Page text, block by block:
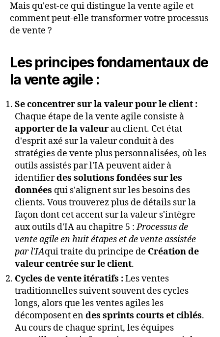
Mais qu'est-ce qui distingue la vente agile et
comment peut-elle transformer votre processus
de vente ?
Les principes fondamentaux de
la vente agile :
Se concentrer sur la valeur pour le client :
Chaque étape de la vente agile consiste à
apporter de la valeur au client. Cet état
d'esprit axé sur la valeur conduit à des
stratégies de vente plus personnalisées, où les
outils assistés par l'IA peuvent aider à
identifierdes solutions fondées sur les
données qui s'alignent sur les besoins des
clients. Vous trouverez plus de détails sur la
façon dont cet accent sur la valeur s'intègre
aux outils d'IA au chapitre 5 :Processus de
vente agile en huit étapes et de vente assistée
par l'IAqui traite du principe de Création de
valeur centrée sur le client.
Cycles de vente itératifs :Les ventes
traditionnelles suivent souvent des cycles
longs, alors que les ventes agiles les
décomposent endes sprints courts et ciblés.
Au cours de chaque sprint, les équipes